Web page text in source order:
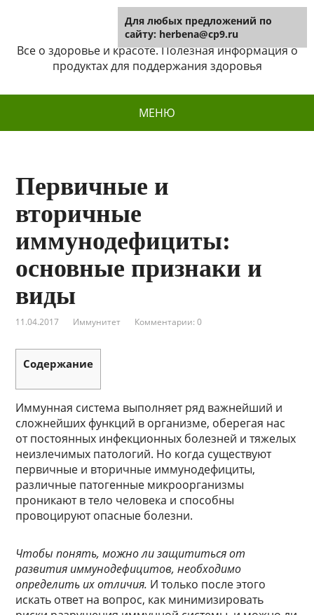
Herbena
Все о здоровье и красоте. Полезная информация о
продуктах для поддержания здоровья
МЕНЮ
Первичные и
вторичные
иммунодефициты:
основные признаки и
виды
11.04.2017 Иммунитет Комментарии: 0
Содержание
Иммунная система выполняет ряд важнейший и
сложнейших функций в организме, оберегая нас
от постоянных инфекционных болезней и тяжелых
неизлечимых патологий. Но когда существуют
первичные и вторичные иммунодефициты,
различные патогенные микроорганизмы
проникают в тело человека и способны
провоцируют опасные болезни.
Чтобы понять, можно ли защититься от
развития иммунодефицитов, необходимо
определить их отличия. И только после этого
искать ответ на вопрос, как минимизировать
Для любых предложений по
сайту: herbena@cp9.ru